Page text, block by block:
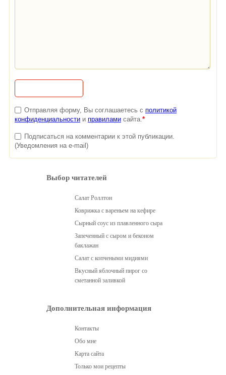
Отправляя форму, Вы соглашаетесь с политикой
конфиденциальности и правилами сайта. *
Подписаться на комментарии к этой публикации.
(Уведомления на e-mail)
Выбор читателей
Салат Роллтон
Коврижка с вареньем на кефире
Сырный соус из плавленного сыра
Запеченный с сыром и беконом
баклажан
Салат с копчеными мидиями
Вкусный яблочный пирог со
сметанной заливкой
Дополнительная информация
Контакты
Обо мне
Карта сайта
Только мои рецепты